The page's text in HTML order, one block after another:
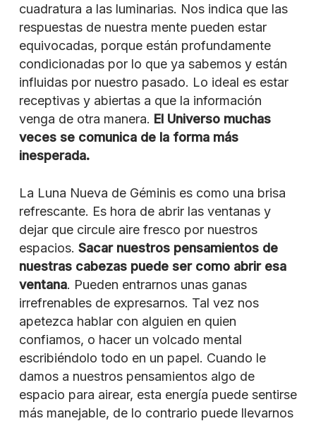
cuadratura a las luminarias. Nos indica que las
respuestas de nuestra mente pueden estar
equivocadas, porque están profundamente
condicionadas por lo que ya sabemos y están
influidas por nuestro pasado. Lo ideal es estar
receptivas y abiertas a que la información
venga de otra manera. El Universo muchas
veces se comunica de la forma más
inesperada.
La Luna Nueva de Géminis es como una brisa
refrescante. Es hora de abrir las ventanas y
dejar que circule aire fresco por nuestros
espacios. Sacar nuestros pensamientos de
nuestras cabezas puede ser como abrir esa
ventana. Pueden entrarnos unas ganas
irrefrenables de expresarnos. Tal vez nos
apetezca hablar con alguien en quien
confiamos, o hacer un volcado mental
escribiéndolo todo en un papel. Cuando le
damos a nuestros pensamientos algo de
espacio para airear, esta energía puede sentirse
más manejable, de lo contrario puede llevarnos